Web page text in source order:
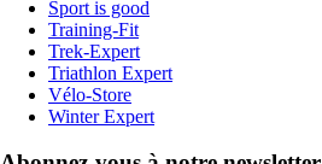
Sport is good
Training-Fit
Trek-Expert
Triathlon Expert
Vélo-Store
Winter Expert